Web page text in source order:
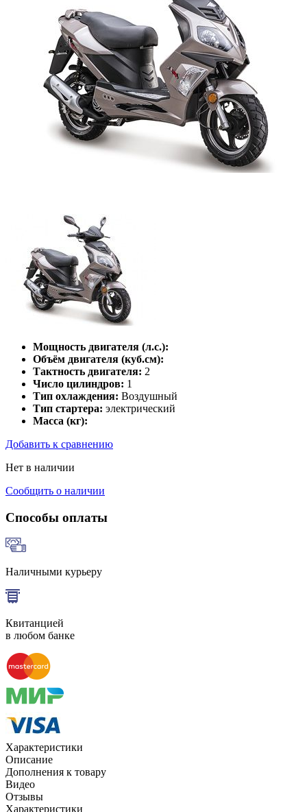
Мощность двигателя (л.с.):
Объём двигателя (куб.см):
Тактность двигателя: 2
Число цилиндров: 1
Тип охлаждения: Воздушный
Тип стартера: электрический
Масса (кг):
Добавить к сравнению
Нет в наличии
Сообщить о наличии
Способы оплаты
Наличными курьеру
Квитанцией
в любом банке
Характеристики
Описание
Дополнения к товару
Видео
Отзывы
Характеристики